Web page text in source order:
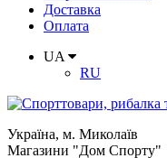
Доставка
Оплата
UA
RU
Україна, м. Миколаїв
Магазини "Дом Спорту"